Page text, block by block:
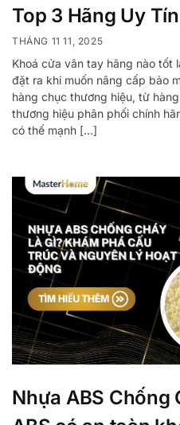
Top 3 Hãng Uy Tín
THÁNG 11 11, 2025
Khoá cửa vân tay hãng nào tốt
đặt ra khi muốn nâng cấp bảo
hàng chục thương hiệu, từ
thương hiệu phân phối chính
có thế mạnh […]
Nhựa ABS Chống